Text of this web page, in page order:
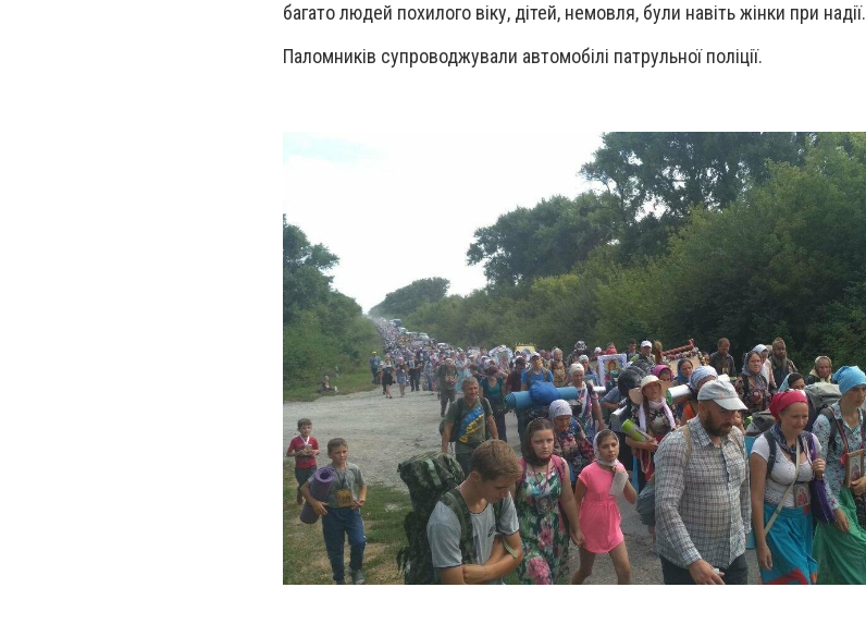
багато людей похилого віку, дітей, немовля, були навіть жінки при надії.
Паломників супроводжували автомобілі патрульної поліції.